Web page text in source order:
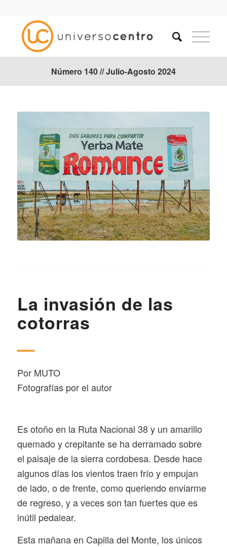
Número 140 // Julio-Agosto 2024
La invasión de las
cotorras
—
Por MUTO
Fotografías por el autor
Es otoño en la Ruta Nacional 38 y un amarillo
quemado y crepitante se ha derramado sobre
el paisaje de la sierra cordobesa. Desde hace
algunos días los vientos traen frío y empujan
de lado, o de frente, como queriendo enviarme
de regreso, y a veces son tan fuertes que es
inútil pedalear.
Esta mañana en Capilla del Monte, los únicos